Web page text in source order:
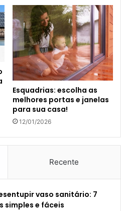
Esquadrias: escolha as
melhores portas e janelas
para sua casa!
12/01/2026
Recente
vaso sanitário: 7
simples e fáceis